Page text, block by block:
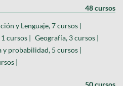
48 cursos
y Lenguaje, 7 cursos |
cursos | Geografía, 3 cursos |
y probabilidad, 5 cursos |
|
50 cursos